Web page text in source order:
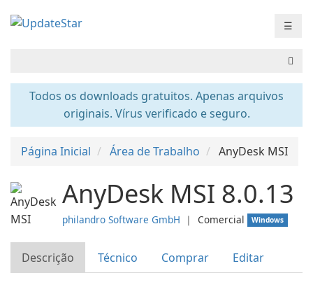
☰
Todos os downloads gratuitos. Apenas arquivos
originais. Vírus verificado e seguro.
Página Inicial Área de Trabalho AnyDesk MSI
AnyDesk MSI 8.0.13
philandro Software GmbH ❘ Comercial Windows
Descrição Técnico Comprar Editar